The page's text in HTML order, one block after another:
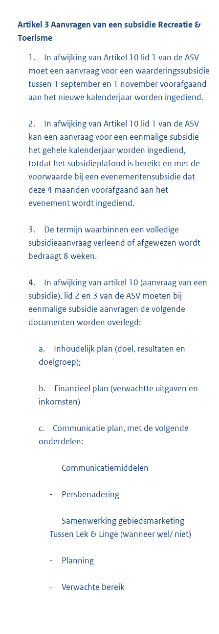
Artikel 3Aanvragen van een subsidie Recreatie &
Toerisme
1.
In afwijking van Artikel 10 lid 1 van de ASV
moet een aanvraag voor een waarderingssubsidie
tussen 1 september en 1 november voorafgaand
aan het nieuwe kalenderjaar worden ingediend.
2.
In afwijking van Artikel 10 lid 1 van de ASV
kan een aanvraag voor een eenmalige subsidie
het gehele kalenderjaar worden ingediend,
totdat het subsidieplafond is bereikt en met de
voorwaarde bij een evenementensubsidie dat
deze 4 maanden voorafgaand aan het
evenement wordt ingediend.
3.
De termijn waarbinnen een volledige
subsidieaanvraag verleend of afgewezen wordt
bedraagt 8 weken.
4.
In afwijking van artikel 10 (aanvraag van een
subsidie), lid 2 en 3 van de ASV moeten bij
eenmalige subsidie aanvragen de volgende
documenten worden overlegd:
a.
Inhoudelijk plan (doel, resultaten en
doelgroep);
b.
Financieel plan (verwachtte uitgaven en
inkomsten)
c.
Communicatie plan, met de volgende
onderdelen:
- Communicatiemiddelen
- Persbenadering
-
Samenwerking gebiedsmarketing
Tussen Lek & Linge (wanneer wel/ niet)
- Planning
- Verwachte bereik